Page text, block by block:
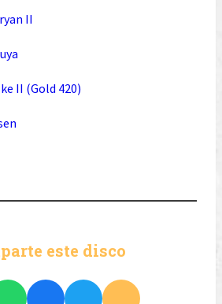
II
II (Gold 420)
este disco